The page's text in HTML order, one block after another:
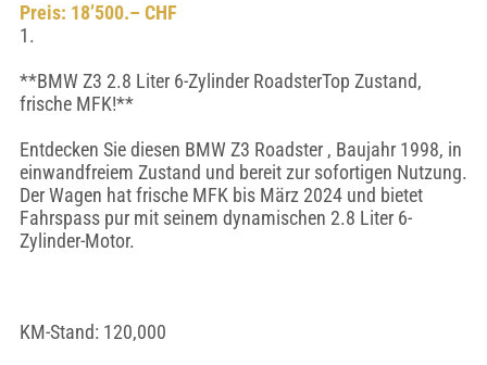
Preis: 18’500.– CHF
1.
**BMW Z3 2.8 Liter 6-Zylinder RoadsterTop Zustand,
frische MFK!**
Entdecken Sie diesen BMW Z3 Roadster , Baujahr 1998, in
einwandfreiem Zustand und bereit zur sofortigen Nutzung.
Der Wagen hat frische MFK bis März 2024 und bietet
Fahrspass pur mit seinem dynamischen 2.8 Liter 6-
Zylinder-Motor.
KM-Stand: 120,000